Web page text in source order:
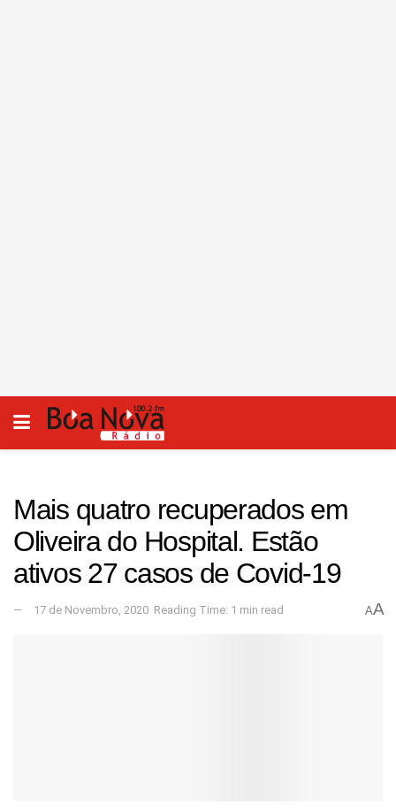
Mais quatro recuperados em
Oliveira do Hospital. Estão
ativos 27 casos de Covid-19
17 de Novembro, 2020 Reading Time: 1 min read AA